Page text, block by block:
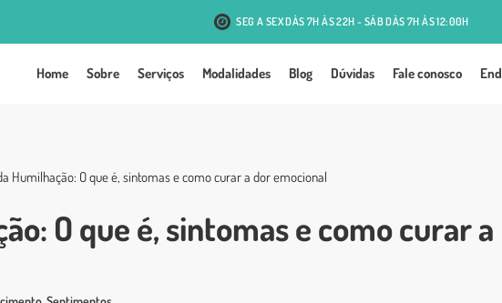
Alegre R. Antônio J. Mesquita, 131 - Passo d'Areia - Porto Alegre
SEG A SEX DÀS 7H ÀS 22H - SÁB DÀS 7H ÀS 12:00H
Home Sobre Serviços Modalidades Blog Dúvidas Fale conosco
Humilhação: O que é, sintomas e como curar a dor emocional
O que é, sintomas e como curar a